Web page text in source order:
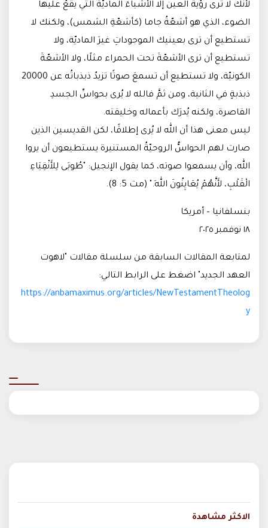
لأنك لا ترى رؤيةَ العين إلا الأشياءَ الماديّة التي يقعُ عليها
الضوء، الذي هو أشعّةُ جاما (كأشعّةِ الشمس)، ولكنك لا
تستطيع أن ترى بعينيك الموجوداتِ غيرَ الماديّة، ولا
تستطيع أن ترى الأشعّةَ تحت الحمراء مثلًا، ولا الأشعّةَ
الكونيّة، ولا تستطيع أن تسمعَ صوتًا تزيدُ ذبذباتُه عن 20000
ذبذبةٍ في الثانية، ومن ثمَّ فالله لا يُرى بحواسِّ الجسدِ
القاصرة، ولكنه يُدرَك بأعماله وخليقته.
ليس معنى هذا أن الله لا يُرى إطلاقًا، لكن القديسين الذين
صارت لهم الحواسُّ الروحيّةُ المستنيرة يستطيعون أن يروا
الله، وأن يسمعوا صوته، كما يقول الإنجيل: "طُوبَى لِلأَنْقِيَاءِ
الْقَلْبِ، لأَنَّهُمْ يُعَايِنُونَ اللهَ." (مت 5: 8).
بنسلفانيا – أمريكا
١٨ نوفمبر ٢٠٢٥
لمتابعة المقالات السابقة من سلسلة مقالات "لاهوت
العهد الجديد" اضغط على الرابط التالي:
https://anbamaximus.org/articles/NewTestamentTheolog
y
الاكثر مشاهدة